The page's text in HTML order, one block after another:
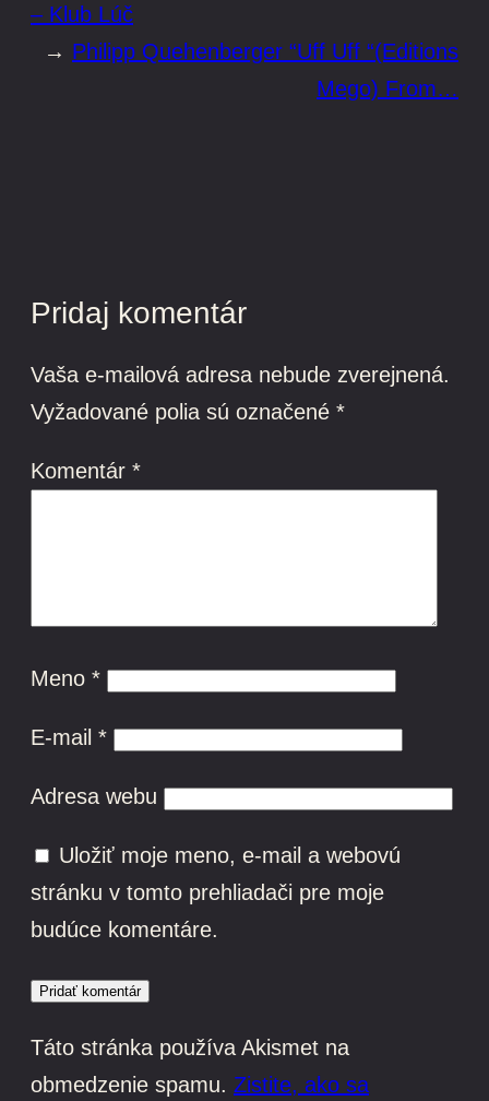
– Klub Lúč
→ Philipp Quehenberger “Uff Uff “(Editions
Mego) From…
Pridaj komentár
Vaša e-mailová adresa nebude zverejnená.
Vyžadované polia sú označené *
Komentár *
Meno *
E-mail *
Adresa webu
Uložiť moje meno, e-mail a webovú
stránku v tomto prehliadači pre moje
budúce komentáre.
Táto stránka používa Akismet na
obmedzenie spamu. Zistite, ako sa